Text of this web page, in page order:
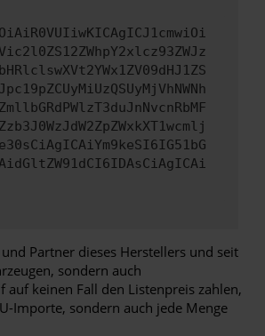
Partner dieses Herstellers und seit
sondern auch
keinen Fall den Listenpreis zahlen,
Importe, sondern auch jede Menge